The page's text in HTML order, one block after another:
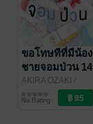
ขอโทษทีที่มีน้อง
ชายจอมป่วน 14
AKIRA OZAKI /
Bongkoch
Publishing
การ์ตูนผู้หญิง
No Rating